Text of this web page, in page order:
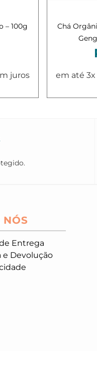
– 100g
juros
Chá
em até 3x
NÓS
Entrega
e Devolução